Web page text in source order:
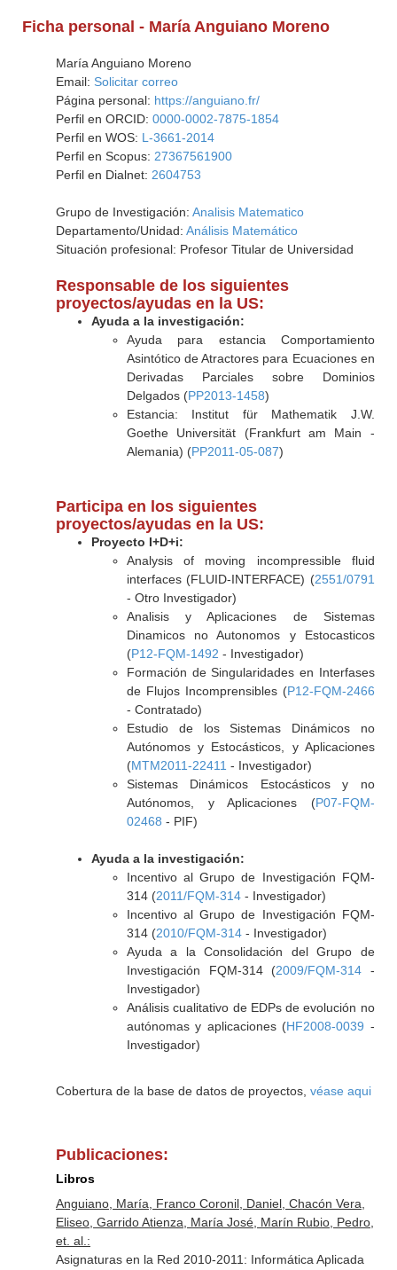
Ficha personal - María Anguiano Moreno
María Anguiano Moreno
Email: Solicitar correo
Página personal: https://anguiano.fr/
Perfil en ORCID: 0000-0002-7875-1854
Perfil en WOS: L-3661-2014
Perfil en Scopus: 27367561900
Perfil en Dialnet: 2604753
Grupo de Investigación: Analisis Matematico
Departamento/Unidad: Análisis Matemático
Situación profesional: Profesor Titular de Universidad
Responsable de los siguientes
proyectos/ayudas en la US:
Ayuda a la investigación:
Ayuda para estancia Comportamiento
Asintótico de Atractores para Ecuaciones en
Derivadas Parciales sobre Dominios
Delgados (PP2013-1458)
Estancia: Institut für Mathematik J.W.
Goethe Universität (Frankfurt am Main -
Alemania) (PP2011-05-087)
Participa en los siguientes
proyectos/ayudas en la US:
Proyecto I+D+i:
Analysis of moving incompressible fluid
interfaces (FLUID-INTERFACE) (2551/0791
- Otro Investigador)
Analisis y Aplicaciones de Sistemas
Dinamicos no Autonomos y Estocasticos
(P12-FQM-1492 - Investigador)
Formación de Singularidades en Interfases
de Flujos Incomprensibles (P12-FQM-2466
- Contratado)
Estudio de los Sistemas Dinámicos no
Autónomos y Estocásticos, y Aplicaciones
(MTM2011-22411 - Investigador)
Sistemas Dinámicos Estocásticos y no
Autónomos, y Aplicaciones (P07-FQM-
02468 - PIF)
Ayuda a la investigación:
Incentivo al Grupo de Investigación FQM-
314 (2011/FQM-314- Investigador)
Incentivo al Grupo de Investigación FQM-
314 (2010/FQM-314- Investigador)
Ayuda a la Consolidación del Grupo de
Investigación FQM-314 (2009/FQM-314 -
Investigador)
Análisis cualitativo de EDPs de evolución no
autónomas y aplicaciones (HF2008-0039 -
Investigador)
Cobertura de la base de datos de proyectos, véase aqui
Publicaciones:
Libros
Anguiano, María, Franco Coronil, Daniel, Chacón Vera,
Eliseo, Garrido Atienza, María José, Marín Rubio, Pedro,
et. al.:
Asignaturas en la Red 2010-2011: Informática Aplicada